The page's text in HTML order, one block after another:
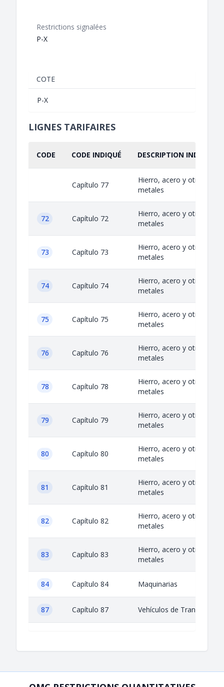
Restrictions signalées
P-X
COTE
P-X
LIGNES TARIFAIRES
CODE CODE INDIQUÉ DESCRIPTION INDIQUÉE
Capítulo 77
Hierro, acero y otros
metales
72 Capítulo 72
Hierro, acero y otros
metales
73 Capítulo 73
Hierro, acero y otros
metales
74 Capítulo 74
Hierro, acero y otros
metales
75 Capítulo 75
Hierro, acero y otros
metales
76 Capítulo 76
Hierro, acero y otros
metales
78 Capítulo 78
Hierro, acero y otros
metales
79 Capítulo 79
Hierro, acero y otros
metales
80 Capítulo 80
Hierro, acero y otros
metales
81 Capítulo 81
Hierro, acero y otros
metales
82 Capítulo 82
Hierro, acero y otros
metales
83 Capítulo 83
Hierro, acero y otros
metales
84 Capítulo 84 Maquinarias
87 Capítulo 87 Vehículos de Transporte